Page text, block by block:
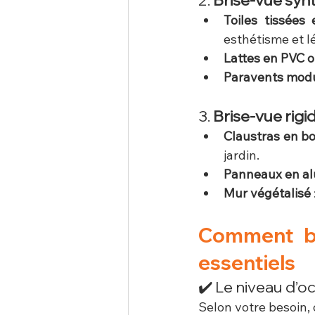
Toiles tissées
esthétisme et
Lattes en PVC
Paravents
3. Brise-vue
Claustras en
jardin.
Panneaux en
Mur végétalisé
Comment
essentiels
✔️ Le niveau
Selon votre